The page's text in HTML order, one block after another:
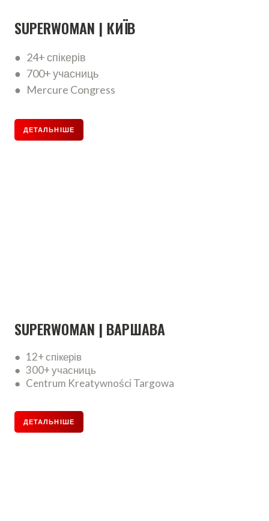
SUPERWOMAN | КИЇВ
● 24+ спікерів
● 700+ учасниць
● Mercure Congress
ДЕТАЛЬНІШЕ
SUPERWOMAN | ВАРШАВА
● 12+ спікерів
● 300+ учасниць
● Centrum Kreatywności Targowa
ДЕТАЛЬНІШЕ